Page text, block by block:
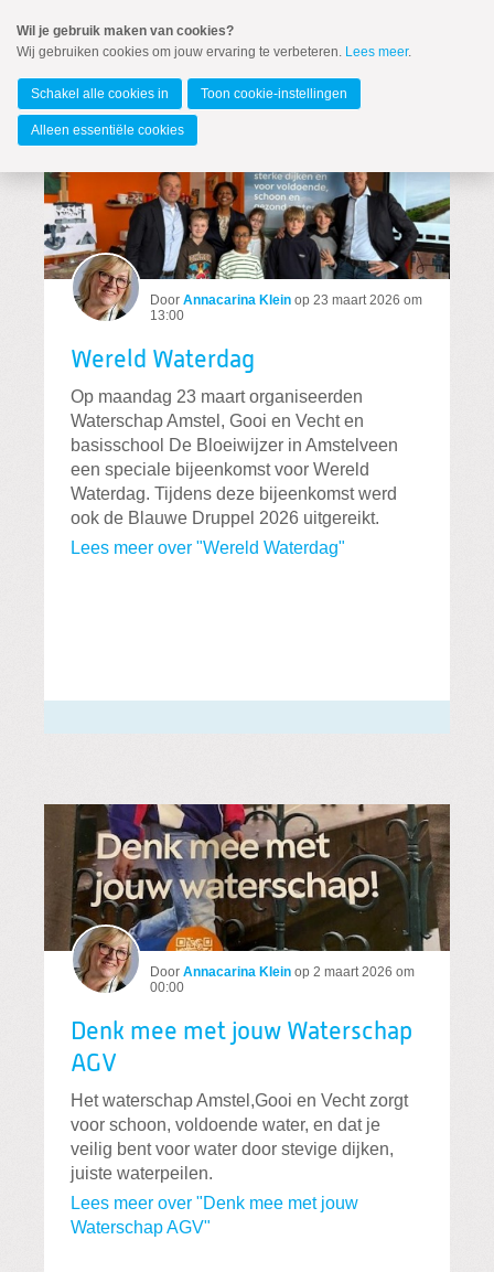
naar
Spring
de
inhoud
Spring
naar
hoofdmenu
Waterschap Amstel, Gooi en Vecht
MENU
Door Annacarina Klein op 23 maart 2026 om
13:00
Wereld Waterdag
Op maandag 23 maart organiseerden
Waterschap Amstel, Gooi en Vecht en
basisschool De Bloeiwijzer in Amstelveen
een speciale bijeenkomst voor Wereld
Waterdag. Tijdens deze bijeenkomst werd
ook de Blauwe Druppel 2026 uitgereikt.
Lees meer over "Wereld Waterdag"
Door Annacarina Klein op 2 maart 2026 om
00:00
Denk mee met jouw Waterschap
AGV
Het waterschap Amstel,Gooi en Vecht zorgt
voor schoon, voldoende water, en dat je
veilig bent voor water door stevige dijken,
juiste waterpeilen.
Lees meer over "Denk mee met jouw
Waterschap AGV"
Wil je gebruik maken van cookies?
Wij gebruiken cookies om jouw ervaring te verbeteren. Lees meer.
Schakel alle cookies in Toon cookie-instellingen
Alleen essentiële cookies